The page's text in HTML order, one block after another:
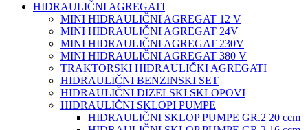
HIDRAULIČNI AGREGATI
MINI HIDRAULIČNI AGREGAT 12 V
MINI HIDRAULIČNI AGREGAT 24V
MINI HIDRAULIČNI AGREGAT 230V
MINI HIDRAULIČNI AGREGAT 380 V
TRAKTORSKI HIDRAULIČKI AGREGATI
HIDRAULIČNI BENZINSKI SET
HIDRAULIČNI DIZELSKI SKLOPOVI
HIDRAULIČNI SKLOPI PUMPE
HIDRAULIČNI SKLOP PUMPE GR.2 20 ccm